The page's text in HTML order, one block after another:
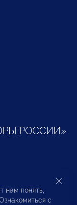
РОССИИ»
и
нам понять,
с